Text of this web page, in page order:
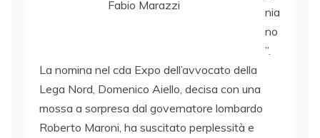
Fabio Marazzi
nia
no
”.
La nomina nel cda Expo dell’avvocato della
Lega Nord, Domenico Aiello, decisa con una
mossa a sorpresa dal governatore lombardo
Roberto Maroni, ha suscitato perplessità e